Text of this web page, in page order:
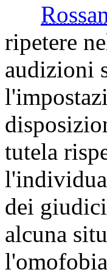
ripetere
audizioni
tutela
dei
alcuna